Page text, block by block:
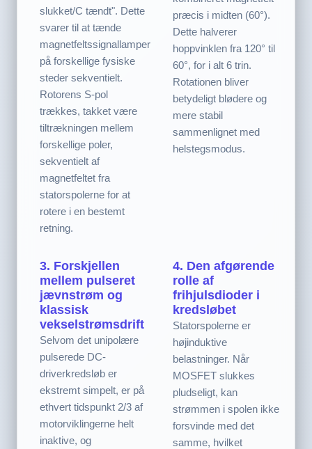
slukket/C tændt". Dette
svarer til at tænde
magnetfeltssignallamper
på forskellige fysiske
steder sekventielt.
Rotorens S-pol
trækkes, takket være
tiltrækningen mellem
forskellige poler,
sekventielt af
magnetfeltet fra
statorspolerne for at
rotere i en bestemt
retning.
præcis i midten (60°).
Dette halverer
hoppvinklen fra 120° til
60°, for i alt 6 trin.
Rotationen bliver
betydeligt blødere og
mere stabil
sammenlignet med
helstegsmodus.
3. Forskjellen
mellem pulseret
jævnstrøm og
klassisk
vekselstrømsdrift
Selvom det unipolære
pulserede DC-
driverkredsløb er
ekstremt simpelt, er på
ethvert tidspunkt 2/3 af
motorviklingerne helt
inaktive, og
4. Den afgørende
rolle af
frihjulsdioder i
kredsløbet
Statorspolerne er
højinduktive
belastninger. Når
MOSFET slukkes
pludseligt, kan
strømmen i spolen ikke
forsvinde med det
samme, hvilket